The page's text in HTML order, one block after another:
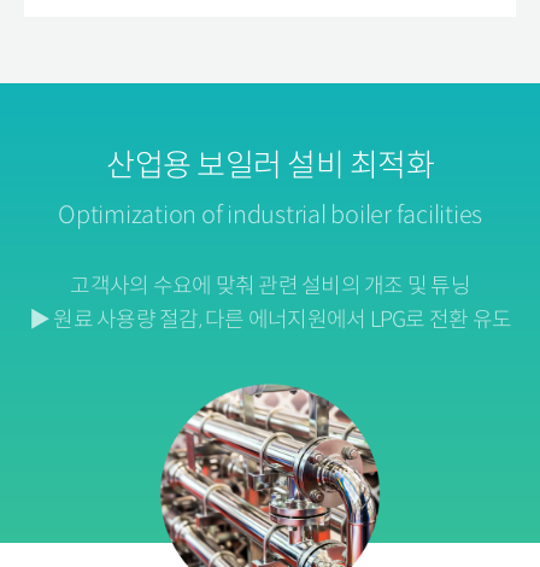
산업용 보일러 설비 최적화
Optimization of industrial boiler facilities
고객사의 수요에 맞춰 관련 설비의 개조 및 튜닝
▶ 원료 사용량 절감, 다른 에너지원에서 LPG로 전환 유도